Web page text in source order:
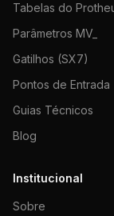
Tabelas do
Parâmetros MV_
Gatilhos (SX7)
Pontos de Entrada
Guias Técnicos
Blog
Institucional
Sobre